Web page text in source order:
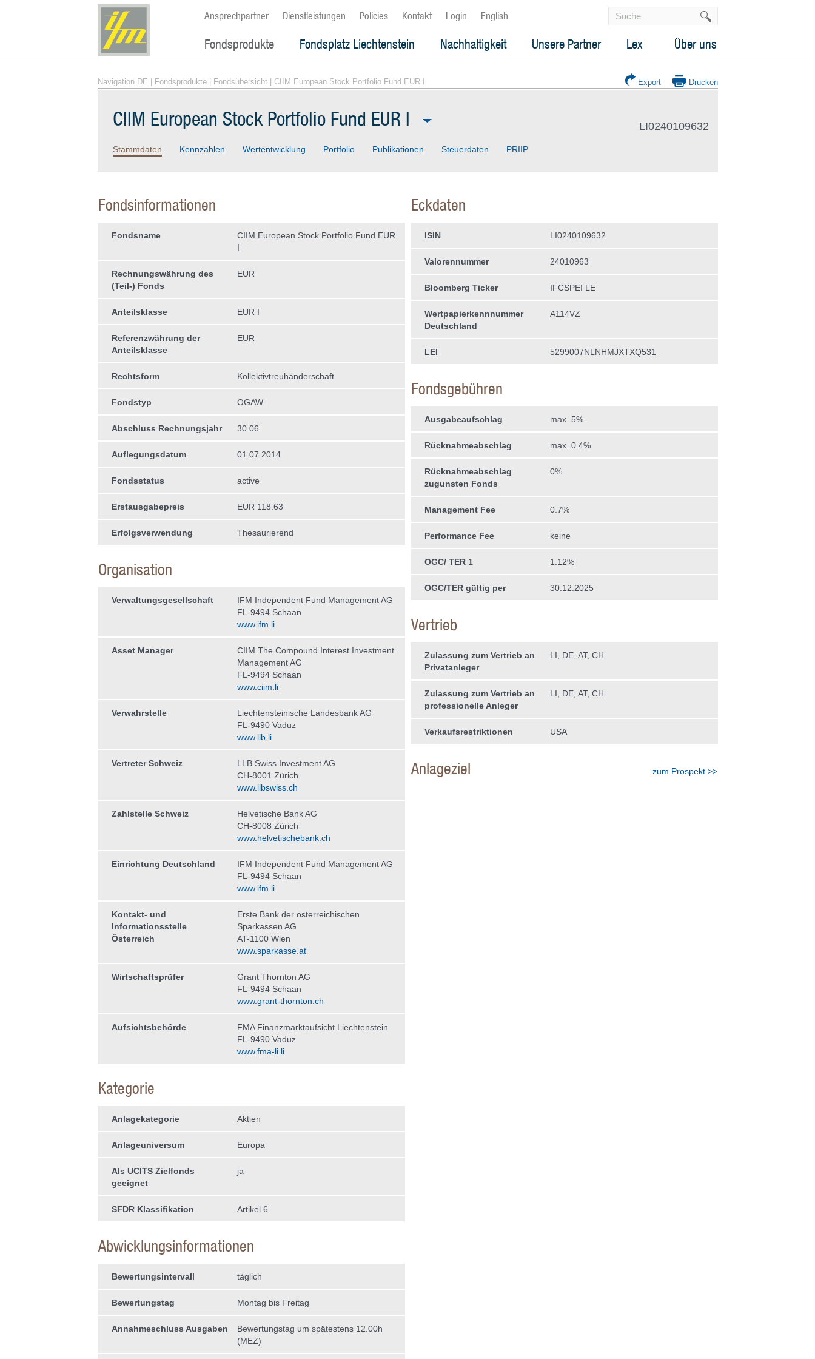
Ansprechpartner Dienstleistungen Policies Kontakt Login English
Fondsprodukte Fondsplatz Liechtenstein Nachhaltigkeit Unsere Partner Lex Über uns
Navigation DE Fondsprodukte| Fondsübersicht| CIIM European Stock Portfolio Fund EUR I Export Drucken
CIIM European Stock Portfolio Fund EUR I LI0240109632
Stammdaten Kennzahlen Wertentwicklung Portfolio Publikationen Steuerdaten PRIIP
Fondsinformationen
Fondsname
CIIM European Stock Portfolio Fund EUR
I
Rechnungswährung des
(Teil-) Fonds
EUR
Anteilsklasse EUR I
Referenzwährung der
Anteilsklasse
EUR
Rechtsform Kollektivtreuhän­derschaft
Fondstyp OGAW
Abschluss Rechnungsjahr 30.06
Auflegungsdatum 01.07.2014
Fondsstatus active
Erstausgabepreis EUR 118.63
Erfolgsverwendung Thesaurierend
Organisation
Verwaltungs­gesellschaft
IFM Independent Fund Management AG
FL-9494 Schaan
www.ifm.li
Asset Manager
CIIM The Compound Interest Investment
Management AG
FL-9494 Schaan
www.ciim.li
Verwahrstelle
Liechtensteinische Landesbank AG
FL-9490 Vaduz
www.llb.li
Vertreter Schweiz
LLB Swiss Investment AG
CH-8001 Zürich
www.llbswiss.ch
Zahlstelle Schweiz
Helvetische Bank AG
CH-8008 Zürich
www.helvetischebank.ch
Einrichtung Deutschland
IFM Independent Fund Management AG
FL-9494 Schaan
www.ifm.li
Kontakt- und
Informationsstelle
Österreich
Erste Bank der österreichischen
Sparkassen AG
AT-1100 Wien
www.sparkasse.at
Wirtschaftsprüfer
Grant Thornton AG
FL-9494 Schaan
www.grant-thornton.ch
Aufsichtsbehörde
FMA Finanzmarktaufsicht Liechtenstein
FL-9490 Vaduz
www.fma-li.li
Kategorie
Anlagekategorie Aktien
Anlageuniversum Europa
Als UCITS Zielfonds
geeignet
ja
SFDR Klassifikation Artikel 6
Abwicklungsinformationen
Bewertungsintervall täglich
Bewertungstag Montag bis Freitag
Annahmeschluss Ausgaben
Bewertungstag um spätestens 12.00h
(MEZ)
Eckdaten
ISIN LI0240109632
Valorennummer 24010963
Bloomberg Ticker IFCSPEI LE
Wertpapierkennnummer
Deutschland
A114VZ
LEI 5299007NLNHMJXTXQ531
Fondsgebühren
Ausgabeaufschlag max. 5%
Rücknahmeabschlag max. 0.4%
Rücknahmeabschlag
zugunsten Fonds
0%
Management Fee 0.7%
Performance Fee keine
OGC/ TER 1 1.12%
OGC/TER gültig per 30.12.2025
Vertrieb
Zulassung zum Vertrieb an
Privatanleger
LI, DE, AT, CH
Zulassung zum Vertrieb an
professionelle Anleger
LI, DE, AT, CH
Verkaufsrestriktionen USA
Anlageziel zum Prospekt >>